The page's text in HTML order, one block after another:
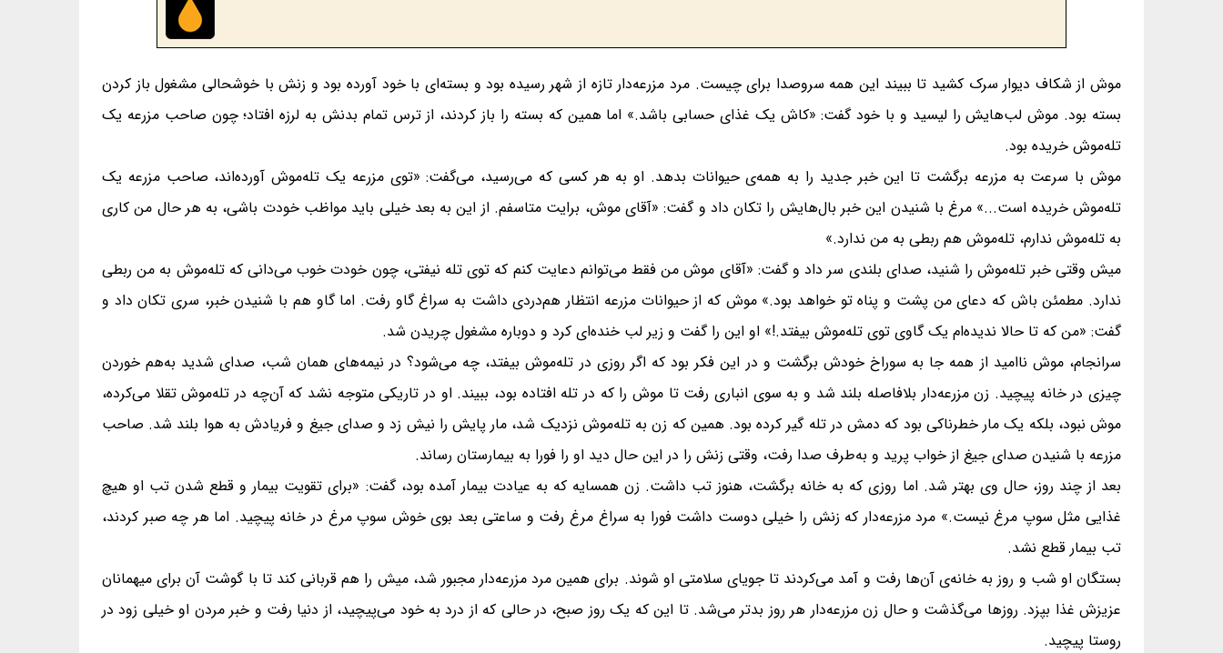
موش از شکاف دیوار سرک کشید تا ببیند این همه سروصدا برای چیست. مرد مزرعه‌دار تازه از شهر رسیده بود و بسته‌ای با خود آورده بود و زنش با خوشحالی مشغول باز کردن
بسته بود. موش لب‌هایش را لیسید و با خود گفت: «کاش یک غذای حسابی باشد.» اما همین که بسته را باز کردند، از ترس تمام بدنش به لرزه افتاد؛ چون صاحب مزرعه یک
تله‌موش خریده بود.
موش با سرعت به مزرعه برگشت تا این خبر جدید را به همه‌ی حیوانات بدهد. او به هر کسی که می‌رسید، می‌گفت: «توی مزرعه یک تله‌موش آورده‌اند، صاحب مزرعه یک
تله‌موش خریده است...» مرغ با شنیدن این خبر بال‌هایش را تکان داد و گفت: «آقای موش، برایت متاسفم. از این به بعد خیلی باید مواظب خودت باشی، به هر حال من کاری
به تله‌موش ندارم، تله‌موش هم ربطی به من ندارد.»
میش وقتی خبر تله‌موش را شنید، صدای بلندی سر داد و گفت: «آقای موش من فقط می‌توانم دعایت کنم که توی تله نیفتی، چون خودت خوب می‌دانی که تله‌موش به من ربطی
ندارد. مطمئن باش که دعای من پشت و پناه تو خواهد بود.» موش که از حیوانات مزرعه انتظار هم‌دردی داشت به سراغ گاو رفت. اما گاو هم با شنیدن خبر، سری تکان داد و
گفت: «من که تا حالا ندیده‌ام یک گاوی توی تله‌موش بیفتد.!» او این را گفت و زیر لب خنده‌ای کرد و دوباره مشغول چریدن شد.
سرانجام، موش ناامید از همه جا به سوراخ خودش برگشت و در این فکر بود که اگر روزی در تله‌موش بیفتد، چه می‌شود؟ در نیمه‌های همان شب، صدای شدید به‌هم خوردن
چیزی در خانه پیچید. زن مزرعه‌دار بلافاصله بلند شد و به سوی انباری رفت تا موش را که در تله افتاده بود، ببیند. او در تاریکی متوجه نشد که آن‌چه در تله‌موش تقلا می‌کرده،
موش نبود، بلکه یک مار خطرناکی بود که دمش در تله گیر کرده بود. همین که زن به تله‌موش نزدیک شد، مار پایش را نیش زد و صدای جیغ و فریادش به هوا بلند شد. صاحب
مزرعه با شنیدن صدای جیغ از خواب پرید و به‌طرف صدا رفت، وقتی زنش را در این حال دید او را فورا به بیمارستان رساند.
بعد از چند روز، حال وی بهتر شد. اما روزی که به خانه برگشت، هنوز تب داشت. زن همسایه که به عیادت بیمار آمده بود، گفت: «برای تقویت بیمار و قطع شدن تب او هیچ
غذایی مثل سوپ مرغ نیست.» مرد مزرعه‌دار که زنش را خیلی دوست داشت فورا به سراغ مرغ رفت و ساعتی بعد بوی خوش سوپ مرغ در خانه پیچید. اما هر چه صبر کردند،
تب بیمار قطع نشد.
بستگان او شب و روز به خانه‌ی آن‌ها رفت و آمد می‌کردند تا جویای سلامتی او شوند. برای همین مرد مزرعه‌دار مجبور شد، میش را هم قربانی کند تا با گوشت آن برای میهمانان
عزیزش غذا بپزد. روزها می‌گذشت و حال زن مزرعه‌دار هر روز بدتر می‌شد. تا این که یک روز صبح، در حالی که از درد به خود می‌پیچید، از دنیا رفت و خبر مردن او خیلی زود در
روستا پیچید.